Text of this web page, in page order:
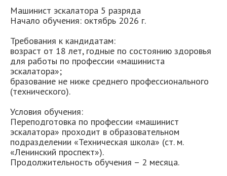
Машинист эскалатора 5 разряда
Начало обучения: октябрь 2026 г.
Требования к кандидатам:
возраст от 18 лет, годные по состоянию здоровья
для работы по профессии «машиниста
эскалатора»;
бразование не ниже среднего профессионального
(технического).
Условия обучения:
Переподготовка по профессии «машинист
эскалатора» проходит в образовательном
подразделении «Техническая школа» (ст. м.
«Ленинский проспект»).
Продолжительность обучения – 2 месяца.